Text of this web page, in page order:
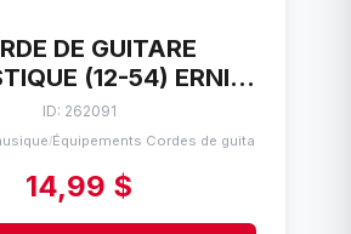
DE GUITARE
(12-54) ERNIE
BALL BRONZE /
12-54
ID: 262091
/Équipements Cordes de guitares
14,99 $